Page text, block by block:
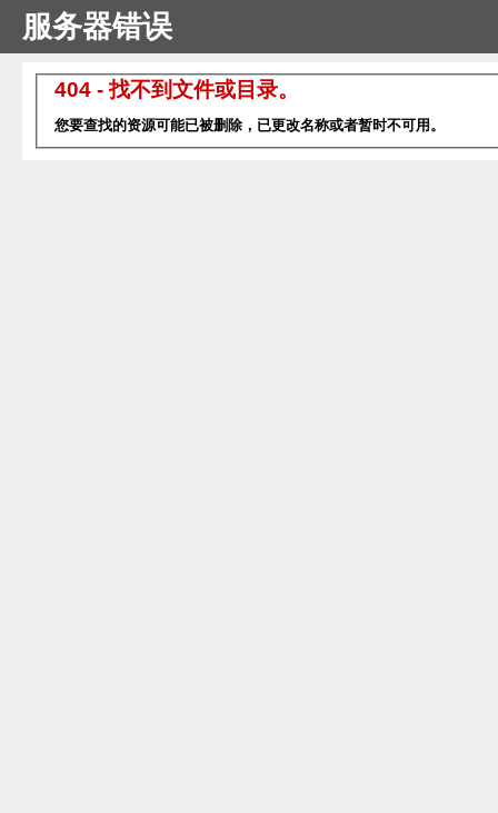
服务器错误
404 - 找不到文件或目录。
您要查找的资源可能已被删除，已更改名称或者暂时不可用。